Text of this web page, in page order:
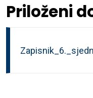
Priloženi